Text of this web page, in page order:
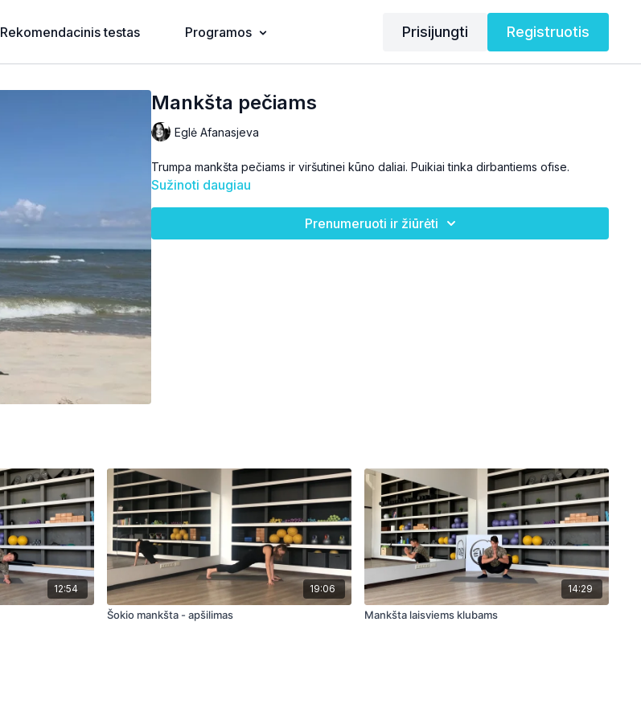
Rekomendacinis testas Programos Prisijungti Registruotis
Mankšta pečiams
Eglė Afanasjeva
Trumpa mankšta pečiams ir viršutinei kūno daliai. Puikiai tinka dirbantiems ofise.
Sužinoti daugiau
Prenumeruoti ir žiūrėti
12:54 19:06
Šokio mankšta - apšilimas
14:29
Mankšta laisviems klubams